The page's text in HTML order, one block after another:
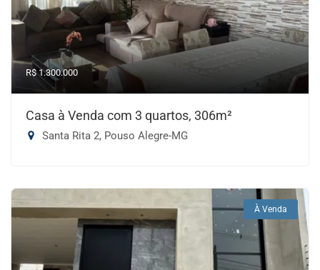
R$ 1.300.000
Casa à Venda com 3 quartos, 306m²
Santa Rita 2, Pouso Alegre-MG
À Venda